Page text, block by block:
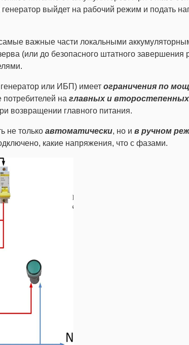
выйдет на рабочий режим и подать
важные части локальными
(или до безопасного штатного
генератор или ИБП) имеет ограничения по
на главных и второстепенных
возвращении главного питания.
не только автоматически, но и в ручном
какие напряжения, что с фазами.